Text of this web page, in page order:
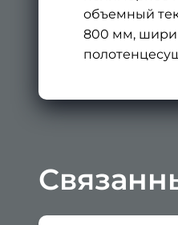
объемный
800 мм,